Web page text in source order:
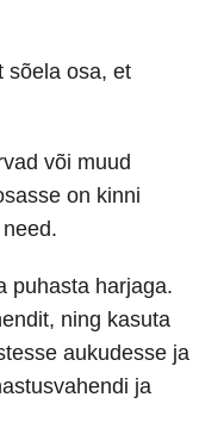
sõela osa, et
või muud
on kinni
puhasta harjaga.
ning kasuta
aukudesse ja
ja